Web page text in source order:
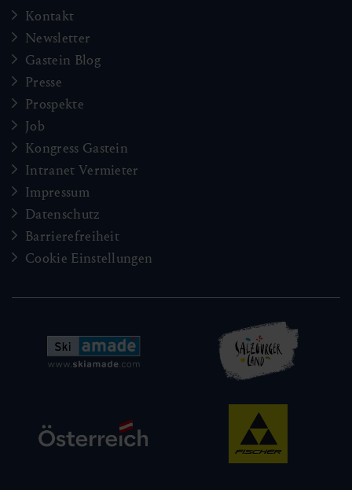
Kontakt
Newsletter
Gastein Blog
Presse
Prospekte
Job
Kongress Gastein
Intranet Vermieter
Impressum
Datenschutz
Barrierefreiheit
Cookie Einstellungen